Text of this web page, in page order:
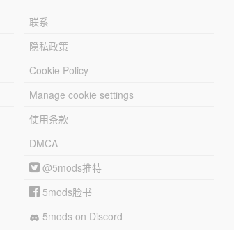
联系
隐私政策
Cookie Policy
Manage cookie settings
使用条款
DMCA
@5mods推特
5mods脸书
5mods on Discord